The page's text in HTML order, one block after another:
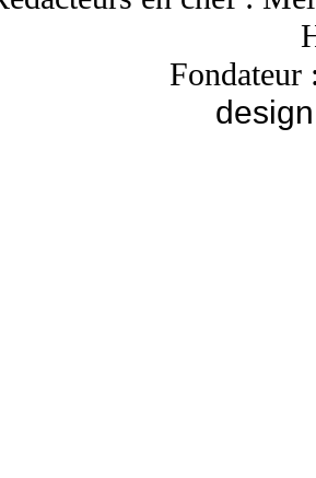
design